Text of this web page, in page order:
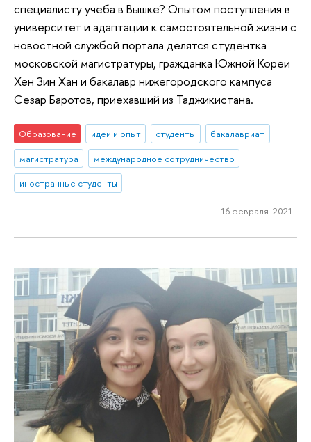
специалисту учеба в Вышке? Опытом поступления в
университет и адаптации к самостоятельной жизни с
новостной службой портала делятся студентка
московской магистратуры, гражданка Южной Кореи
Хен Зин Хан и бакалавр нижегородского кампуса
Сезар Баротов, приехавший из Таджикистана.
Образование идеи и опыт студенты
бакалавриат
магистратура
международное сотрудничество
иностранные студенты
16 февраля 2021